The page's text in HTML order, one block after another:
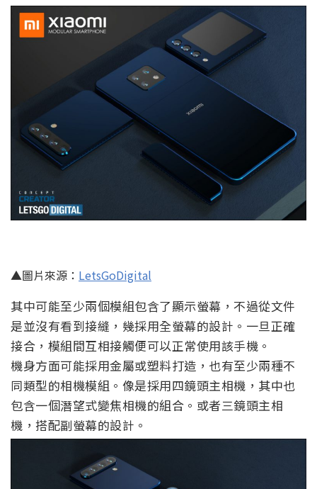
▲圖片來源： LetsGoDigital
其中可能至少兩個模組包含了顯示螢幕，不過從文件
是並沒有看到接縫，幾採用全螢幕的設計。一旦正確
接合，模組間互相接觸便可以正常使用該手機。
機身方面可能採用金屬或塑料打造，也有至少兩種不
同類型的相機模組。像是採用四鏡頭主相機，其中也
包含一個潛望式變焦相機的組合。或者三鏡頭主相
機，搭配副螢幕的設計。